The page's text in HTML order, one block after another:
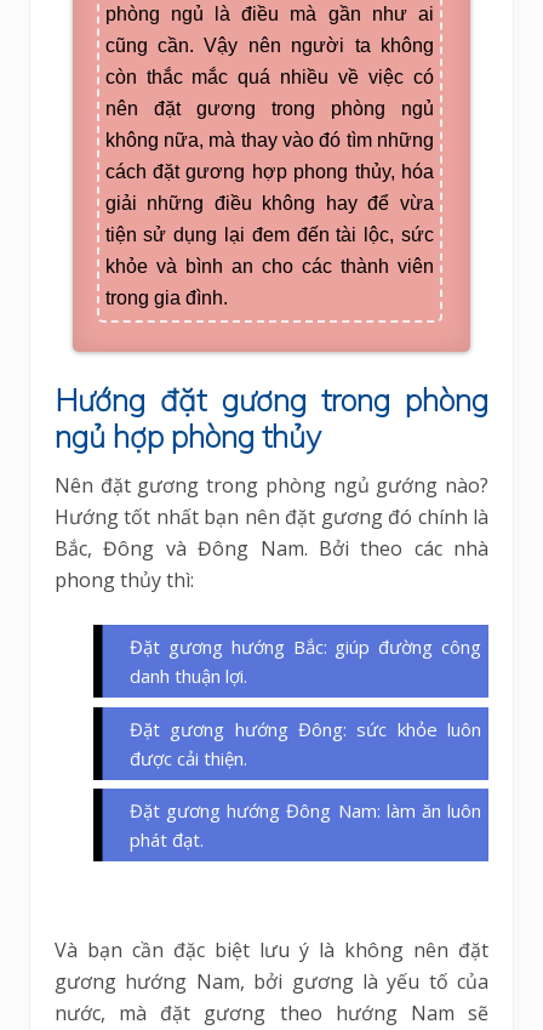
phòng ngủ là điều mà gần như ai
cũng cần. Vậy nên người ta không
còn thắc mắc quá nhiều về việc có
nên đặt gương trong phòng ngủ
không nữa, mà thay vào đó tìm những
cách đặt gương hợp phong thủy, hóa
giải những điều không hay để vừa
tiện sử dụng lại đem đến tài lộc, sức
khỏe và bình an cho các thành viên
trong gia đình.
Hướng đặt gương trong phòng
ngủ hợp phòng thủy
Nên đặt gương trong phòng ngủ gướng nào?
Hướng tốt nhất bạn nên đặt gương đó chính là
Bắc, Đông và Đông Nam. Bởi theo các nhà
phong thủy thì:
Đặt gương hướng Bắc: giúp đường công
danh thuận lợi.
Đặt gương hướng Đông: sức khỏe luôn
được cải thiện.
Đặt gương hướng Đông Nam: làm ăn luôn
phát đạt.
Và bạn cần đặc biệt lưu ý là không nên đặt
gương hướng Nam, bởi gương là yếu tố của
nước, mà đặt gương theo hướng Nam sẽ